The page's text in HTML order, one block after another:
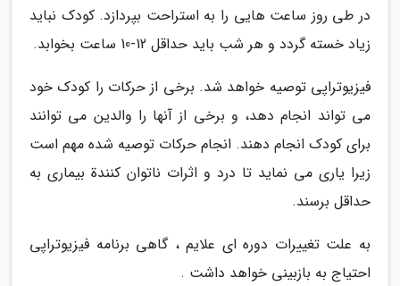
در طی روز ساعت هایی را به استراحت بپردازد. کودک نباید
زیاد خسته گردد و هر شب باید حداقل 12-10 ساعت بخوابد.
فیزیوتراپی توصیه خواهد شد. برخی از حرکات را کودک خود
می تواند انجام دهد، و برخی از آنها را والدین می توانند
برای کودک انجام دهند. انجام حرکات توصیه شده مهم است
زیرا یاری می نماید تا درد و اثرات ناتوان کنندة بیماری به
حداقل برسند.
به علت تغییرات دوره ای علایم ، گاهی برنامه فیزیوتراپی
احتیاج به بازبینی خواهد داشت .